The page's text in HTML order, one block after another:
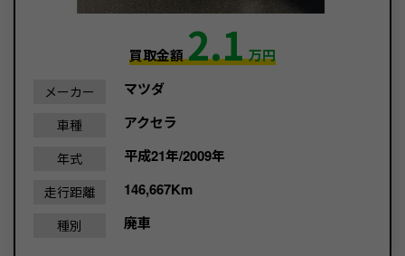
買取金額2.1万円
メーカー マツダ
車種 アクセラ
年式 平成21年/2009年
走行距離 146,667Km
種別 廃車